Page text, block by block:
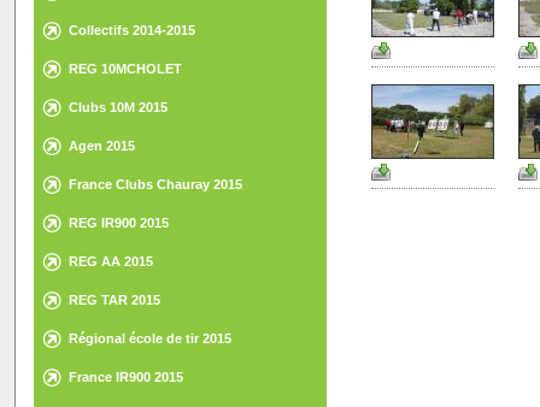
Collectifs 2014-2015
REG 10MCHOLET
Clubs 10M 2015
Agen 2015
France Clubs Chauray 2015
REG IR900 2015
REG AA 2015
REG TAR 2015
Régional école de tir 2015
France IR900 2015